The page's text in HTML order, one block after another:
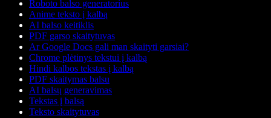
Roboto balso generatorius
Anime teksto į kalbą
AI balso keitiklis
PDF garso skaitytuvas
Ar Google Docs gali man skaityti garsiai?
Chrome plėtinys tekstui į kalbą
Hindi kalbos tekstas į kalbą
PDF skaitymas balsu
AI balsų generavimas
Tekstas į balsą
Teksto skaitytuvas